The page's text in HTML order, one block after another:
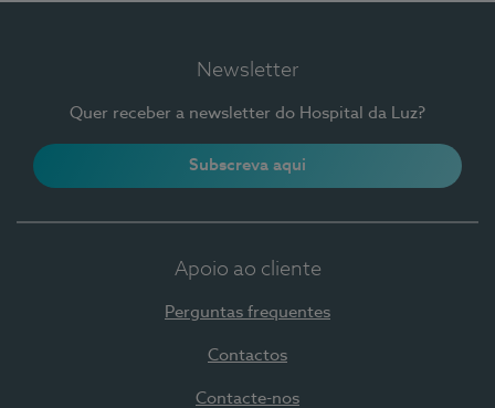
Newsletter
Quer receber a newsletter do Hospital da Luz?
Subscreva aqui
Apoio ao cliente
Perguntas frequentes
Contactos
Contacte-nos